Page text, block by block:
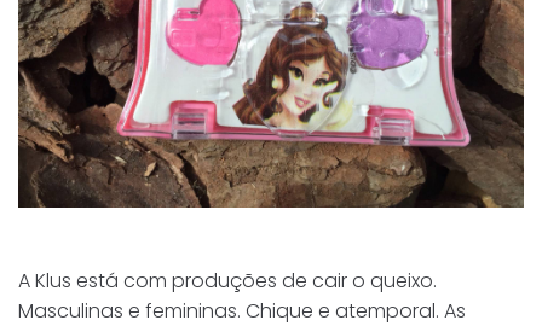
A Klus está com produções de cair o queixo.
Masculinas e femininas. Chique e atemporal. As